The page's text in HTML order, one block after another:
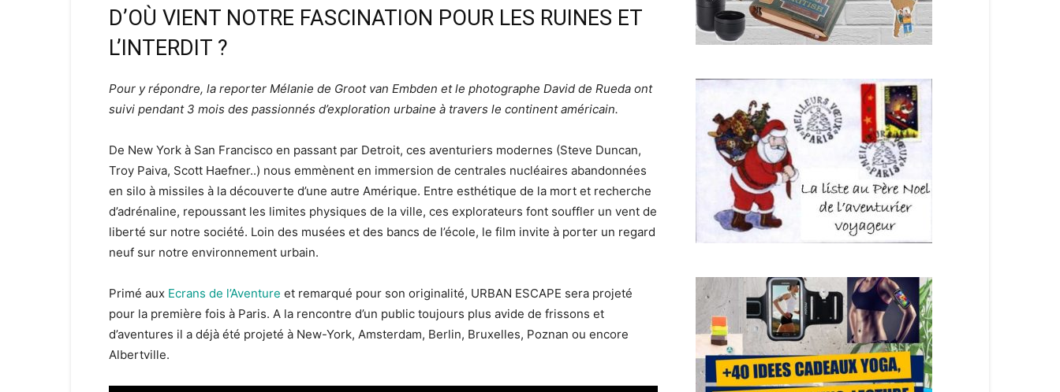
D’OÙ VIENT NOTRE FASCINATION POUR LES RUINES ET
L’INTERDIT ?
Pour y répondre, la reporter Mélanie de Groot van Embden et le photographe David de Rueda ont
suivi pendant 3 mois des passionnés d’exploration urbaine à travers le continent américain.
De New York à San Francisco en passant par Detroit, ces aventuriers modernes (Steve Duncan,
Troy Paiva, Scott Haefner..) nous emmènent en immersion de centrales nucléaires abandonnées
en silo à missiles à la découverte d’une autre Amérique. Entre esthétique de la mort et recherche
d’adrénaline, repoussant les limites physiques de la ville, ces explorateurs font souffler un vent de
liberté sur notre société. Loin des musées et des bancs de l’école, le film invite à porter un regard
neuf sur notre environnement urbain.
Primé aux Ecrans de l’Aventure et remarqué pour son originalité, URBAN ESCAPE sera projeté
pour la première fois à Paris. A la rencontre d’un public toujours plus avide de frissons et
d’aventures il a déjà été projeté à New-York, Amsterdam, Berlin, Bruxelles, Poznan ou encore
Albertville.